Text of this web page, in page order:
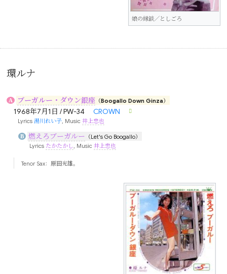
娘の縁談／としごろ
環ルナ
A ブーガルー・ダウン銀座 （Boogallo Down Ginza）
1968年7月1日 / PW-34 CROWN
Lyrics湯川れい子 , Music井上忠也
B 燃えろブーガルー （Let's Go Boogallo）
Lyrics たかたかし, Music 井上忠也
Tenor Sax：原田光雄。